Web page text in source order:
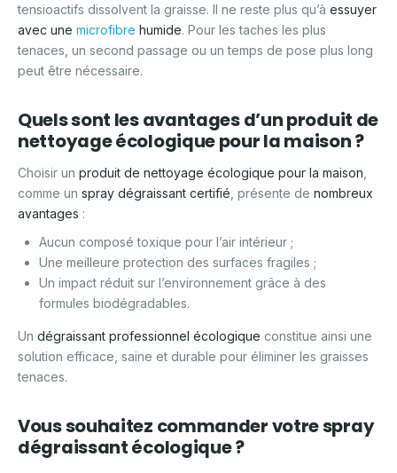
tensioactifs dissolvent la graisse. Il ne reste plus qu’à essuyer
avec une microfibre humide. Pour les taches les plus
tenaces, un second passage ou un temps de pose plus long
peut être nécessaire.
Quels sont les avantages d’un produit de
nettoyage écologique pour la maison ?
Choisir un produit de nettoyage écologique pour la maison
comme un spray dégraissant certifié , présente de nombreux
avantages :
Aucun composé toxique pour l’air intérieur ;
Une meilleure protection des surfaces fragiles ;
Un impact réduit sur l’environnement grâce à des
formules biodégradables.
Un dégraissant professionnel écologique constitue ainsi une
solution efficace, saine et durable pour éliminer les graisses
tenaces.
Vous souhaitez commander votre spray
dégraissant écologique ?